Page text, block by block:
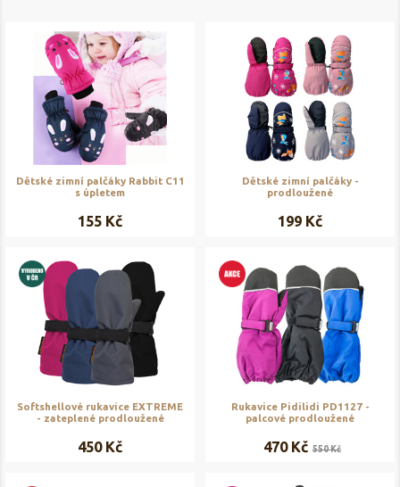
Dětské zimní palčáky Rabbit C11
s úpletem
155 Kč
Dětské zimní palčáky -
prodloužené
199 Kč
Softshellové rukavice EXTREME
- zateplené prodloužené
450 Kč
Rukavice Pidilidi PD1127 -
palcové prodloužené
470 Kč 550 Kč